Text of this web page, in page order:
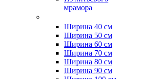
мрамора
Ширина 40 см
Ширина 50 см
Ширина 60 см
Ширина 70 см
Ширина 80 см
Ширина 90 см